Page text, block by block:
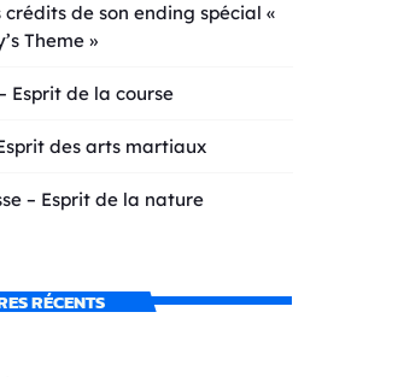
crédits de son ending spécial «
Theme »
Esprit de la course
des arts martiaux
– Esprit de la nature
RÉCENTS